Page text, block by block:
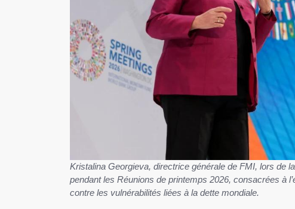
Kristalina Georgieva, directrice générale de FMI, lors de
pendant les Réunions de printemps 2026, consacrées à
contre les vulnérabilités liées à la dette mondiale.